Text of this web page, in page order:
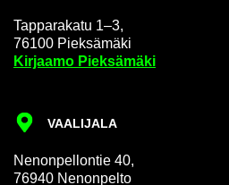
Tap­pa­ra­ka­tu 1–3,
76100 Piek­sä­mä­ki
Kir­jaa­mo Piek­sä­mä­ki
VAA­LI­JA­LA
Ne­non­pel­lon­tie 40,
76940 Ne­non­pel­to